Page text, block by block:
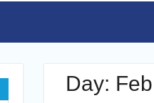
น
Day: